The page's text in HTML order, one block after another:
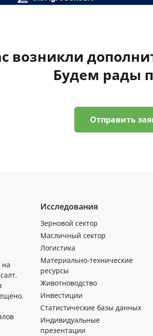
возникли
Будем рады
Отправить
на
Исследования
Зерновой сектор
Масличный сектор
Логистика
Материально-технические
ресурсы
Животноводство
Инвестиции
Статистические базы данных
Индивидуальные
презентации